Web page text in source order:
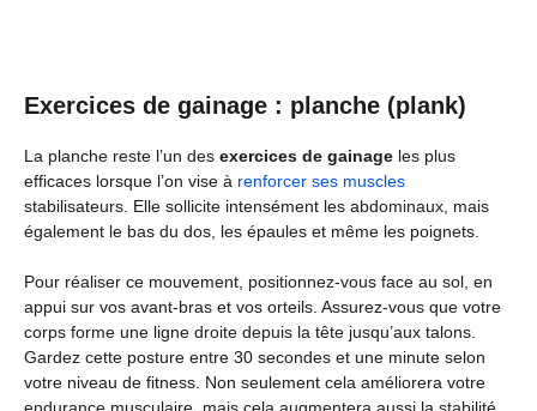
Exercices de gainage : planche (plank)
La planche reste l’un des exercices de gainage les plus
efficaces lorsque l’on vise à renforcer ses muscles
stabilisateurs. Elle sollicite intensément les abdominaux, mais
également le bas du dos, les épaules et même les poignets.
Pour réaliser ce mouvement, positionnez-vous face au sol, en
appui sur vos avant-bras et vos orteils. Assurez-vous que votre
corps forme une ligne droite depuis la tête jusqu’aux talons.
Gardez cette posture entre 30 secondes et une minute selon
votre niveau de fitness. Non seulement cela améliorera votre
endurance musculaire, mais cela augmentera aussi la stabilité